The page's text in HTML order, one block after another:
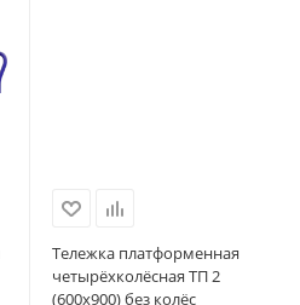
Тележка платформенная
четырёхколёсная ТП 2
(600х900) без колёс